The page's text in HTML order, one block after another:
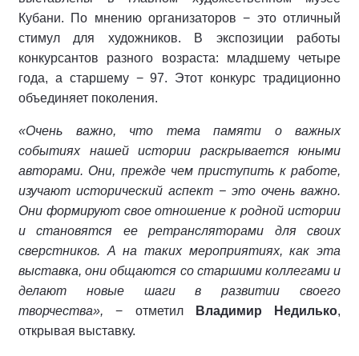
Кубани. По мнению организаторов − это отличный
стимул для художников. В экспозиции работы
конкурсантов разного возраста: младшему четыре
года, а старшему − 97. Этот конкурс традиционно
объединяет поколения.
«Очень важно, что тема памяти о важных
событиях нашей истории раскрывается юными
авторами. Они, прежде чем приступить к работе,
изучают исторический аспект − это очень важно.
Они формируют свое отношение к родной истории
и становятся ее ретрансляторами для своих
сверстников. А на таких мероприятиях, как эта
выставка, они общаются со старшими коллегами и
делают новые шаги в развитии своего
творчества», − отметил Владимир Недилько,
открывая выставку.